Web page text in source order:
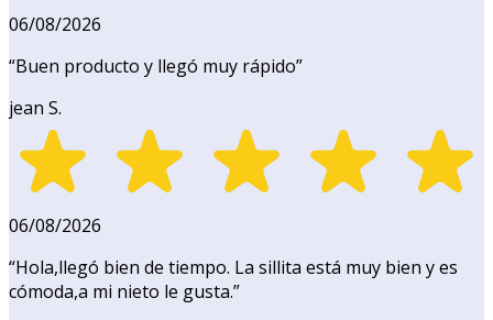
06/08/2026
“Buen producto y llegó muy rápido”
jean S.
06/08/2026
“Hola,llegó bien de tiempo. La sillita está muy bien y es
cómoda,a mi nieto le gusta.”